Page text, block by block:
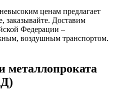
ценам предлагает
заказывайте. Доставим
Федерации –
воздушным транспортом.
металлопроката